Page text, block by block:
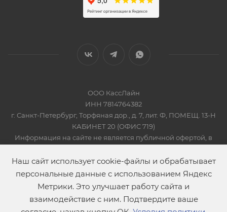
ООО КассЛайн
ИНН 7814764382
г. Санкт-Петербург, Торфяная дор., д. 7, лит. Ф, ПОМЕЩ. 13-Н
КАБИНЕТ 20 (ОФИС 719)
Информация на сайте не является публичной офертой, в
2019-2026 © КАССЛАЙН
Наш сайт использует cookie-файлы и обрабатывает
персональные данные с использованием Яндекс
Метрики. Это улучшает работу сайта и
взаимодействие с ним. Подтвердите ваше